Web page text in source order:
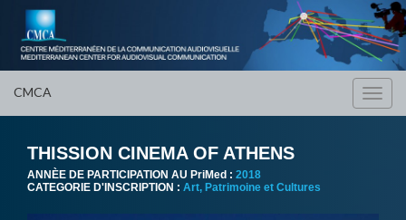
CMCA
THISSION CINEMA OF ATHENS
ANNÈE DE PARTICIPATION AU PriMed : 2018
CATEGORIE D'INSCRIPTION : Art, Patrimoine et Cultures